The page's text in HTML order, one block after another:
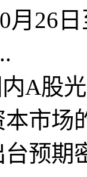
月26
A股光
市场
预期